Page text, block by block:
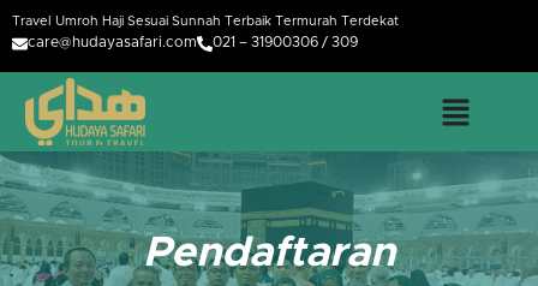
Travel Umroh Haji Sesuai Sunnah Terbaik Termurah Terdekat
care@hudayasafari.com 021 – 31900306 / 309
Pendaftaran